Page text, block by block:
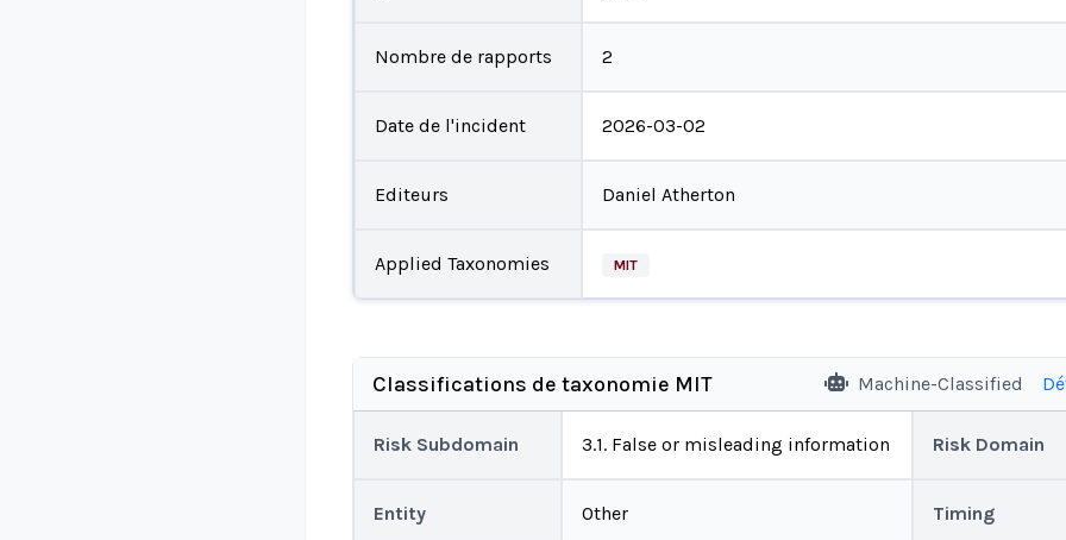
Nombre de rapports 2
Date de l'incident 2026-03-02
Editeurs Daniel Atherton
Applied Taxonomies MIT
Classifications de taxonomie MIT Machine-Classified
Risk Subdomain 3.1. False or misleading information Risk Domain
Entity Other Timing